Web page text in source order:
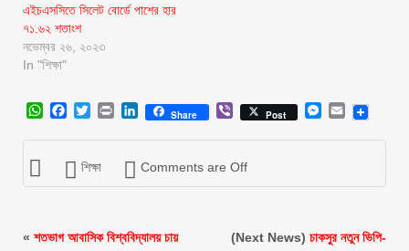
এইচএসসিতে সিলেট বোর্ডে পাশের হার
৭১.৬২ শতাংশ
নভেম্বর ২৬, ২০২৩
In "শিক্ষা"
WhatsApp
Facebook
Twitter
Print LinkedIn
Share ViberPost Messenger
Email
শিক্ষা Comments are Off
« শতভাগ আবাসিক বিশ্ববিদ্যালয় চায়
(Next News) চাকসুর নতুন ভিপি-